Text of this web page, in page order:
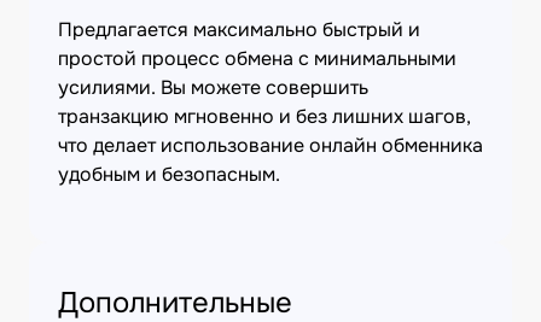
Предлагается максимально быстрый и
простой процесс обмена с минимальными
усилиями. Вы можете совершить
транзакцию мгновенно и без лишних шагов,
что делает использование онлайн обменника
удобным и безопасным.
Дополнительные